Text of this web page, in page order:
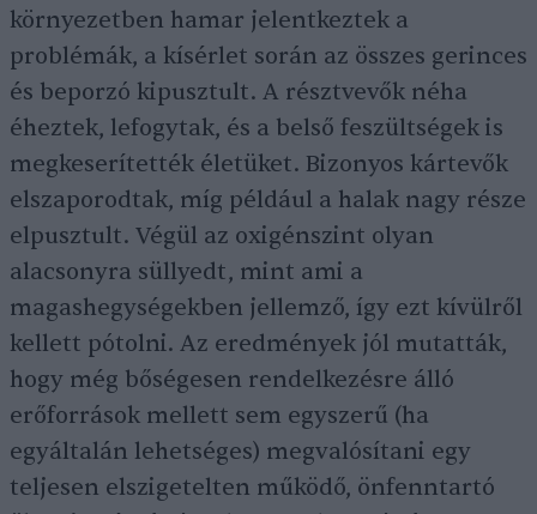
környezetben hamar jelentkeztek a
problémák, a kísérlet során az összes gerinces
és beporzó kipusztult. A résztvevők néha
éheztek, lefogytak, és a belső feszültségek is
megkeserítették életüket. Bizonyos kártevők
elszaporodtak, míg például a halak nagy része
elpusztult. Végül az oxigénszint olyan
alacsonyra süllyedt, mint ami a
magashegységekben jellemző, így ezt kívülről
kellett pótolni. Az eredmények jól mutatták,
hogy még bőségesen rendelkezésre álló
erőforrások mellett sem egyszerű (ha
egyáltalán lehetséges) megvalósítani egy
teljesen elszigetelten működő, önfenntartó